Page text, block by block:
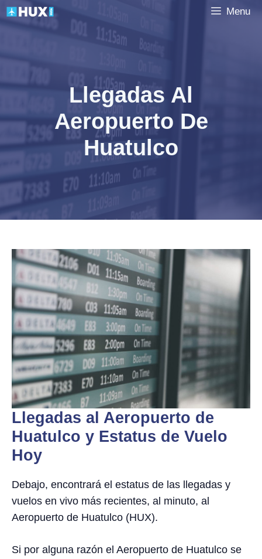
Saltar
al
Menu
Llegadas Al
Aeropuerto De
Huatulco
Llegadas al Aeropuerto de
Huatulco y Estatus de Vuelo
Hoy
Debajo, encontrará el estatus de las llegadas y
vuelos en vivo más recientes, al minuto, al
Aeropuerto de Huatulco (HUX).
Si por alguna razón el Aeropuerto de Huatulco se